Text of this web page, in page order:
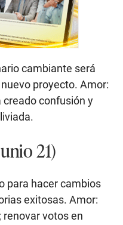
cambiante será
proyecto. Amor:
creado confusión y
21)
para hacer cambios
exitosas. Amor:
renovar votos en